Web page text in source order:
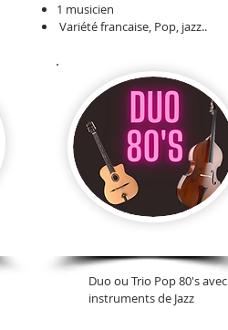
1 musicien
Variété francaise, Pop, jazz..
Duo ou Trio Pop 80's avec
instruments de Jazz